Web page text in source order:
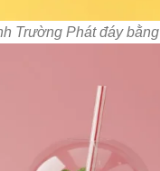
Trường Phát đáy bằng